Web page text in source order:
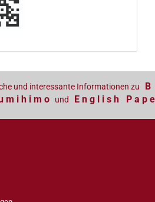
und interessante Informationen zu
B
m i h i m o und E n g l i s h P a p e